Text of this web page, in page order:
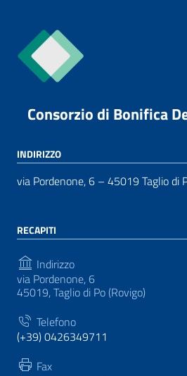
Consorzio di Bonifica
INDIRIZZO
via Pordenone, 6 – 45019 Taglio di
RECAPITI
Indirizzo
via Pordenone, 6
45019, Taglio di Po (Rovigo)
Telefono
(+39) 0426349711
Fax